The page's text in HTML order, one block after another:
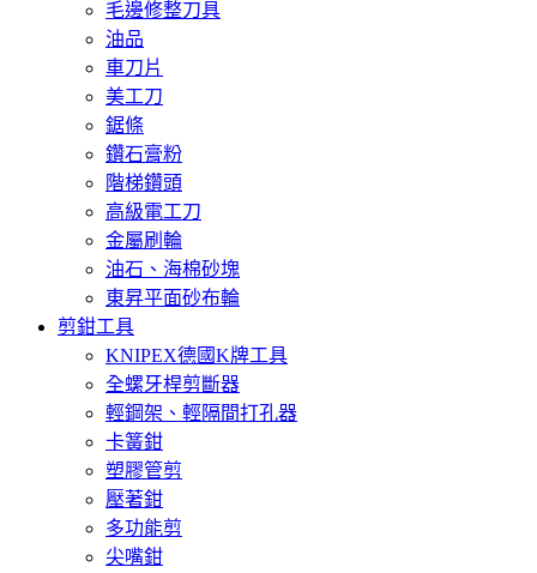
毛邊修整刀具
油品
車刀片
美工刀
鋸條
鑽石膏粉
階梯鑽頭
高級電工刀
金屬刷輪
油石、海棉砂塊
東昇平面砂布輪
剪鉗工具
KNIPEX德國K牌工具
全螺牙桿剪斷器
輕鋼架、輕隔間打孔器
卡簧鉗
塑膠管剪
壓著鉗
多功能剪
尖嘴鉗